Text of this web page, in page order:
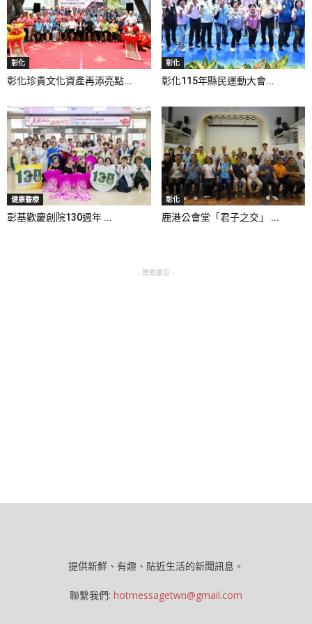
彰化
彰化珍貴文化資產再添亮點...
彰化
彰化115年縣民運動大會...
健康醫療
彰基歡慶創院130週年 ...
彰化
鹿港公會堂「君子之交」 ...
- 贊助廣告 -
提供新鮮、有趣、貼近生活的新聞訊息。
聯繫我們: hotmessagetwn@gmail.com